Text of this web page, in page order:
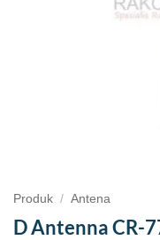
Produk / Antena
D Antenna CR-